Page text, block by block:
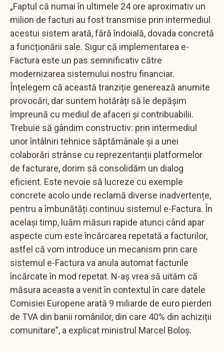
„Faptul că numai în ultimele 24 ore aproximativ un
milion de facturi au fost transmise prin intermediul
acestui sistem arată, fără îndoială, dovada concretă
a funcționării sale. Sigur că implementarea e-
Factura este un pas semnificativ către
modernizarea sistemului nostru financiar.
Înțelegem că această tranziție generează anumite
provocări, dar suntem hotărâți să le depășim
împreună cu mediul de afaceri și contribuabilii.
Trebuie să gândim constructiv: prin intermediul
unor întâlniri tehnice săptămânale și a unei
colaborări strânse cu reprezentanții platformelor
de facturare, dorim să consolidăm un dialog
eficient. Este nevoie să lucreze cu exemple
concrete acolo unde reclamă diverse inadvertențe,
pentru a îmbunătăți continuu sistemul e-Factura. În
același timp, luăm măsuri rapide atunci când apar
aspecte cum este încărcarea repetată a facturilor,
astfel că vom introduce un mecanism prin care
sistemul e-Factura va anula automat facturile
încărcate în mod repetat. N-aș vrea să uităm că
măsura aceasta a venit în contextul în care datele
Comisiei Europene arată 9 miliarde de euro pierderi
de TVA din banii românilor, din care 40% din achiziții
comunitare”, a explicat ministrul Marcel Boloș.